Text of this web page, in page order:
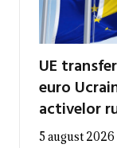
UE
euro
activelor
5 august 2026